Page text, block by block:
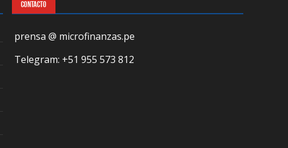
CONTACTO
prensa @ microfinanzas.pe
Telegram: +51 955 573 812